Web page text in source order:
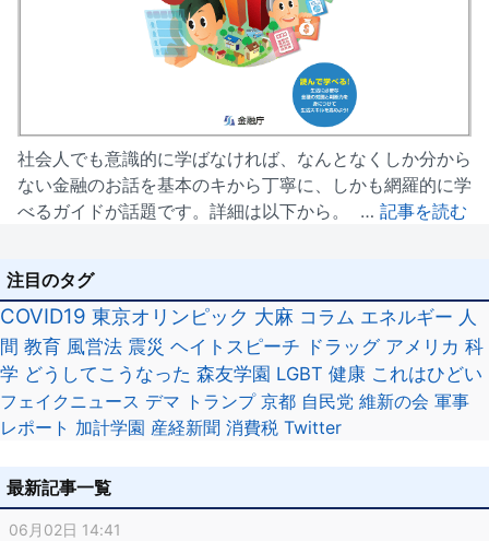
社会人でも意識的に学ばなければ、なんとなくしか分から
ない金融のお話を基本のキから丁寧に、しかも網羅的に学
べるガイドが話題です。詳細は以下から。 … 記事を読む
注目のタグ
COVID19 東京オリンピック 大麻 コラム エネルギー 人
間 教育 風営法 震災 ヘイトスピーチ ドラッグ アメリカ 科
学 どうしてこうなった 森友学園 LGBT 健康 これはひどい
フェイクニュース デマ トランプ 京都 自民党 維新の会 軍事
レポート 加計学園 産経新聞 消費税 Twitter
最新記事一覧
06月02日 14:41